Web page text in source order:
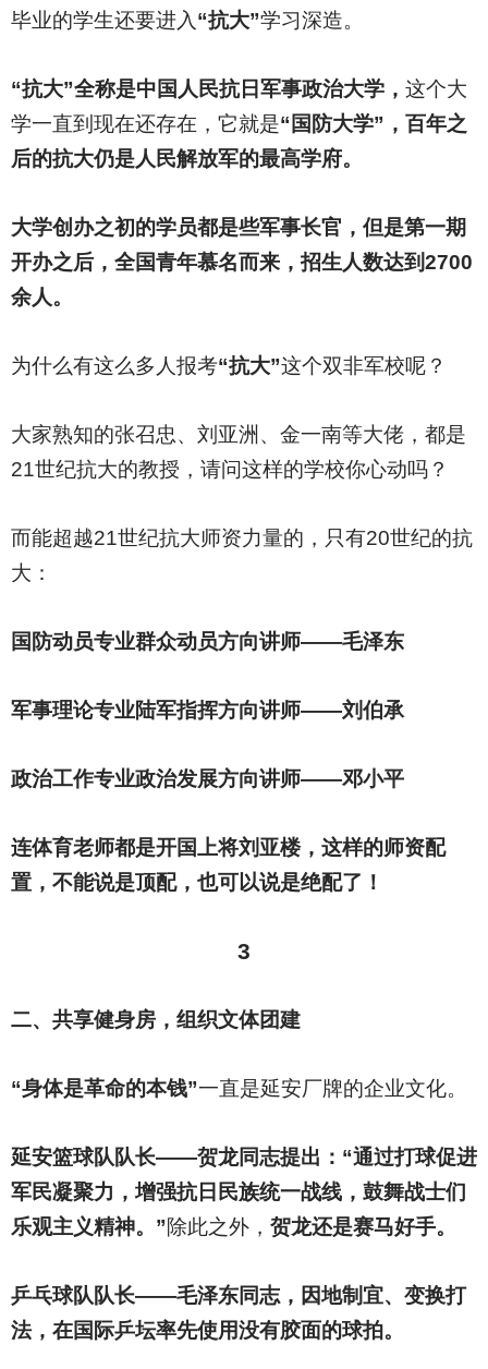
毕业的学生还要进入 “抗大”学习深造。
“抗大”全称是中国人民抗日军事政治大学， 这个大
学一直到现在还存在，它就是“国防大学”，百年之
后的抗大仍是人民解放军的最高学府。
大学创办之初的学员都是些军事长官，但是第一期
开办之后，全国青年慕名而来，招生人数达到2700
余人。
为什么有这么多人报考“抗大”这个双非军校呢？
大家熟知的张召忠、刘亚洲、金一南等大佬，都是
21世纪抗大的教授，请问这样的学校你心动吗？
而能超越21世纪抗大师资力量的，只有20世纪的抗
大：
国防动员专业群众动员方向讲师——毛泽东
军事理论专业陆军指挥方向讲师——刘伯承
政治工作专业政治发展方向讲师——邓小平
连体育老师都是开国上将刘亚楼，这样的师资配
置，不能说是顶配，也可以说是绝配了！
3
二、共享健身房，组织文体团建
“身体是革命的本钱”一直是延安厂牌的企业文化。
延安篮球队队长——贺龙同志提出：“通过打球促进
军民凝聚力，增强抗日民族统一战线，鼓舞战士们
乐观主义精神。”除此之外， 贺龙还是赛马好手。
乒乓球队队长——毛泽东同志，因地制宜、变换打
法，在国际乒坛率先使用没有胶面的球拍。